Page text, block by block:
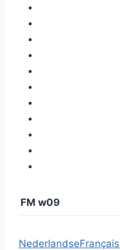
FM w09
Nederlandse